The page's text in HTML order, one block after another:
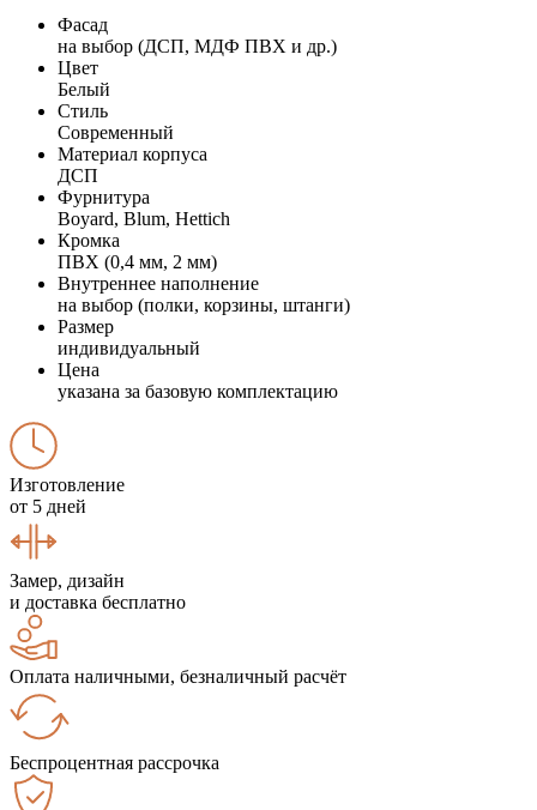
Фасад
на выбор (ДСП, МДФ ПВХ и др.)
Цвет
Белый
Стиль
Современный
Материал корпуса
ДСП
Фурнитура
Boyard, Blum, Hettich
Кромка
ПВХ (0,4 мм, 2 мм)
Внутреннее наполнение
на выбор (полки, корзины, штанги)
Размер
индивидуальный
Цена
указана за базовую комплектацию
Изготовление
от 5 дней
Замер, дизайн
и доставка бесплатно
Оплата наличными, безналичный расчёт
Беспроцентная рассрочка